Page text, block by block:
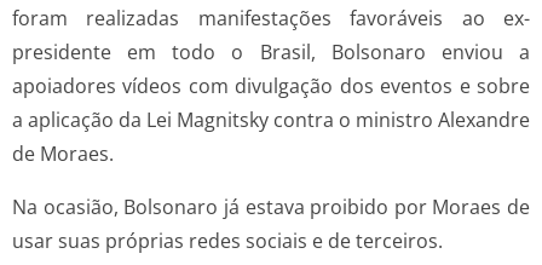
foram realizadas manifestações favoráveis ao ex-
presidente em todo o Brasil, Bolsonaro enviou a
apoiadores vídeos com divulgação dos eventos e sobre
a aplicação da Lei Magnitsky contra o ministro Alexandre
de Moraes.
Na ocasião, Bolsonaro já estava proibido por Moraes de
usar suas próprias redes sociais e de terceiros.